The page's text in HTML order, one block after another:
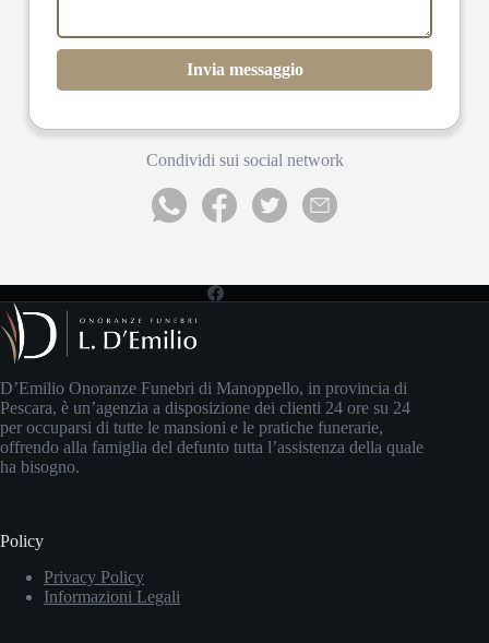
Invia messaggio
Condividi sui social network
D’Emilio Onoranze Funebri di Manoppello, in provincia di
Pescara, è un’agenzia a disposizione dei clienti 24 ore su 24
per occuparsi di tutte le mansioni e le pratiche funerarie,
offrendo alla famiglia del defunto tutta l’assistenza della quale
ha bisogno.
Policy
Privacy Policy
Informazioni Legali